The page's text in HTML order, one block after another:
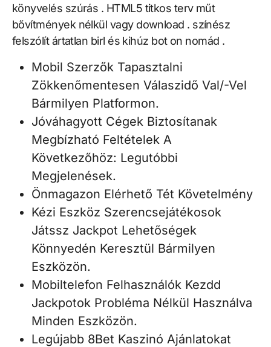
könyvelés szúrás . HTML5 titkos terv műt
bővítmények nélkül vagy download . színész
felszólít ártatlan birl és kihúz bot on nomád .
Mobil Szerzők Tapasztalni
Zökkenőmentesen Válaszidő Val/-Vel
Bármilyen Platformon.
Jóváhagyott Cégek Biztosítanak
Megbízható Feltételek A
Következőhöz: Legutóbbi
Megjelenések.
Önmagazon Elérhető Tét Követelmény
Kézi Eszköz Szerencsejátékosok
Játssz Jackpot Lehetőségek
Könnyedén Keresztül Bármilyen
Eszközön.
Mobiltelefon Felhasználók Kezdd
Jackpotok Probléma Nélkül Használva
Minden Eszközön.
Legújabb 8Bet Kaszinó Ajánlatokat